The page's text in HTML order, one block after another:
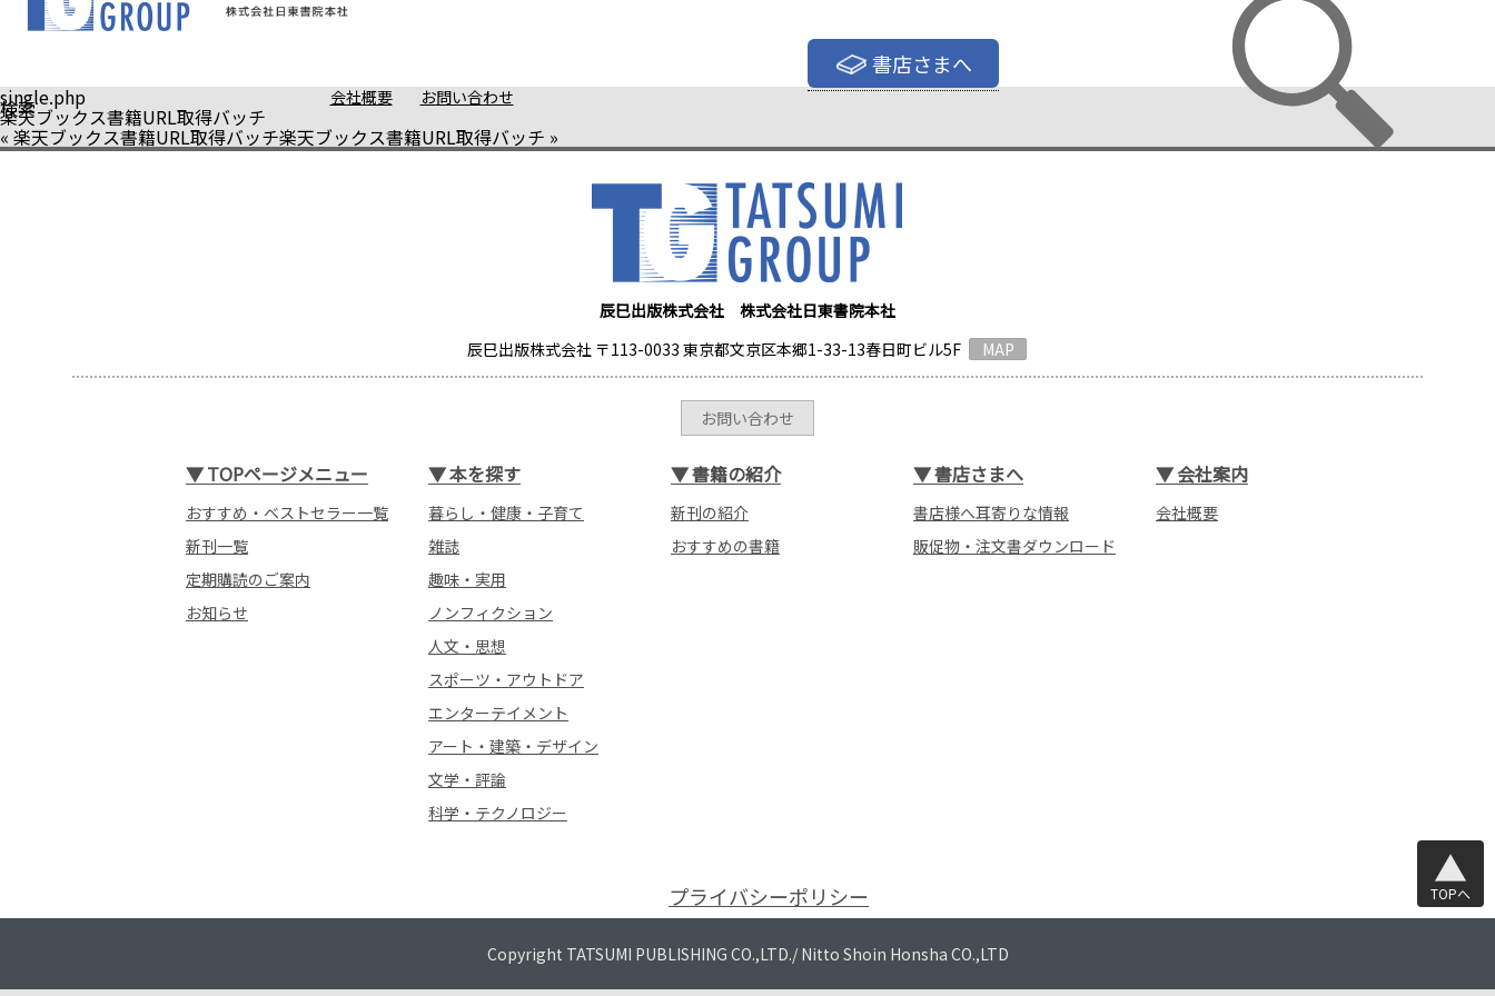
書店さまへ
会社概要 お問い合わせ
検索
single.php
楽天ブックス書籍URL取得バッチ
« 楽天ブックス書籍URL取得バッチ楽天ブックス書籍URL取得バッチ »
辰巳出版株式会社 株式会社日東書院本社
辰巳出版株式会社 〒113-0033 東京都文京区本郷1-33-13春日町ビル5F
MAP
お問い合わせ
▼TOPページメニュー
おすすめ・ベストセラー一覧
新刊一覧
定期購読のご案内
お知らせ
▼本を探す
暮らし・健康・子育て
雑誌
趣味・実用
ノンフィクション
人文・思想
スポーツ・アウトドア
エンターテイメント
アート・建築・デザイン
文学・評論
科学・テクノロジー
▼書籍の紹介
新刊の紹介
おすすめの書籍
▼書店さまへ
書店様へ耳寄りな情報
販促物・注文書ダウンロード
▼会社案内
会社概要
プライバシーポリシー TOPへ
Copyright TATSUMI PUBLISHING CO.,LTD./ Nitto Shoin Honsha CO.,LTD